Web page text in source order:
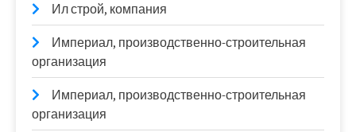
Ил строй, компания
Империал, производственно-строительная
организация
Империал, производственно-строительная
организация